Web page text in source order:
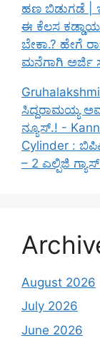
ಹಣ ಬಿಡುಗಡೆ |
ಈ ಕೆಲಸ
ಬೇಕಾ.? ಹೇಗೆ
ಮನೆಗಾಗಿ ಅರ್ಜಿ
ಸಿದ್ದರಾಮಯ್ಯ
ನ್ಯೂಸ್.! -
Cylinder :
– 2 ಎಲ್ಪಿಜಿ
August 2026
July 2026
June 2026